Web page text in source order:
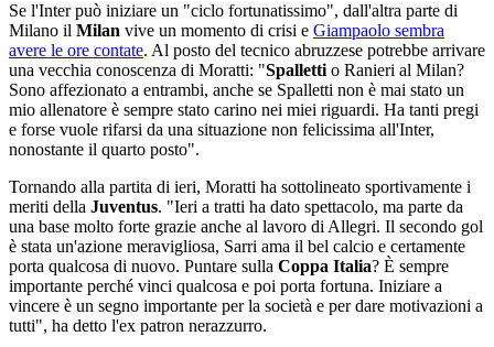
Se l'Inter può iniziare un "ciclo fortunatissimo", dall'altra parte di
Milano il Milan vive un momento di crisi e Giampaolo sembra
avere le ore contate. Al posto del tecnico abruzzese potrebbe arrivare
una vecchia conoscenza di Moratti: "Spalletti o Ranieri al Milan?
Sono affezionato a entrambi, anche se Spalletti non è mai stato un
mio allenatore è sempre stato carino nei miei riguardi. Ha tanti pregi
e forse vuole rifarsi da una situazione non felicissima all'Inter,
nonostante il quarto posto".
Tornando alla partita di ieri, Moratti ha sottolineato sportivamente i
meriti della Juventus. "Ieri a tratti ha dato spettacolo, ma parte da
una base molto forte grazie anche al lavoro di Allegri. Il secondo gol
è stata un'azione meravigliosa, Sarri ama il bel calcio e certamente
porta qualcosa di nuovo. Puntare sulla Coppa Italia? È sempre
importante perché vinci qualcosa e poi porta fortuna. Iniziare a
vincere è un segno importante per la società e per dare motivazioni a
tutti", ha detto l'ex patron nerazzurro.